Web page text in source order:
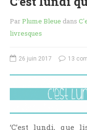
LECTURES
RENDEZ-VOUS LIVRESQUES
SWAPS & CHALLENGES
ParPlume Bleue dans
livresques
26 juin 2017 13
‘C’est lundi, que